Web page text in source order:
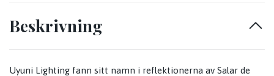
Beskrivning
Uyuni Lighting fann sitt namn i reflektionerna av Salar de